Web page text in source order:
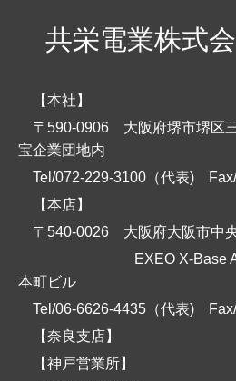
共栄電業株式
【本社】
〒590-0906 大阪府堺市堺区
宝企業団地内
Tel/072-229-3100（代表)
【本店】
〒540-0026 大阪府大阪市中
EXEO X-Base A棟10
本町ビル
Tel/06-6626-4435（代表)
【奈良支店】
【神戸営業所】